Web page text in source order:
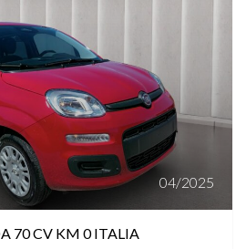
04/2025
70 CV KM 0 ITALIA